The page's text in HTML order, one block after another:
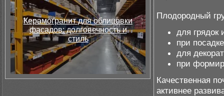
Керамогранит для облицовки
фасадов: долговечность и
стиль
Плодородный
для грядок
при
для
при
Качественная
активнее